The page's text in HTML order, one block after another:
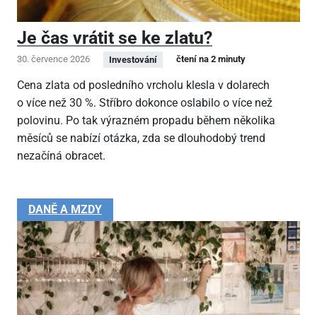
Je čas vrátit se ke zlatu?
30. července 2026 Investování čtení na 2 minuty
Cena zlata od posledního vrcholu klesla v dolarech
o více než 30 %. Stříbro dokonce oslabilo o více než
polovinu. Po tak výrazném propadu během několika
měsíců se nabízí otázka, zda se dlouhodobý trend
nezačíná obracet.
DANĚ A MZDY